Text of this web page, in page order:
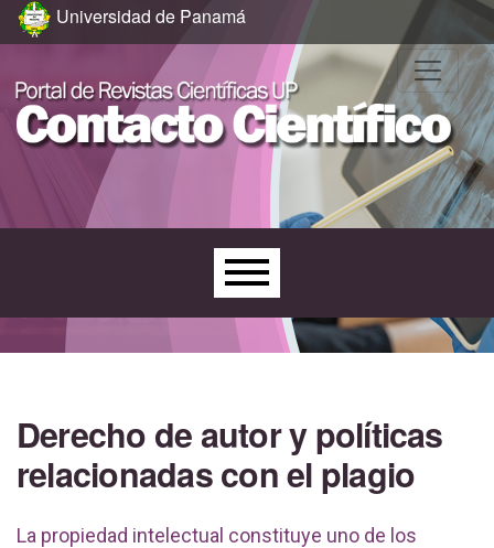
Ir al menú de navegación principal
Ir al contenido principal
Ir al pie de página del sitio
Universidad de Panamá
Menú principal
Derecho de autor y políticas
relacionadas con el plagio
La propiedad intelectual constituye uno de los